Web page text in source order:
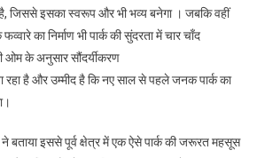
है, जिससे इसका स्वरूप और भी भव्य बनेगा । जबकि वहीं
का निर्माण भी पार्क की सुंदरता में चार चाँद
ओम के अनुसार सौंदर्यीकरण
रहा है और उम्मीद है कि नए साल से पहले जनक पार्क का
ने बताया इससे पूर्व क्षेत्र में एक ऐसे पार्क की जरूरत महसूस